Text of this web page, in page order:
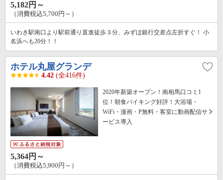
5,182円～
（消費税込5,700円～）
いわき駅南口より駅前通り直進徒歩３分、みずほ銀行交差点左折すぐ！ 小
名浜へも20分！！
ホテル丸屋グランデ
4.42 (全416件)
2020年新築オープン！南相馬口コミ1
位！朝食バイキング好評！大浴場・
WiFi・漫画・P無料・客室に動画配信サ
ービス導入
5,364円～
（消費税込5,900円～）